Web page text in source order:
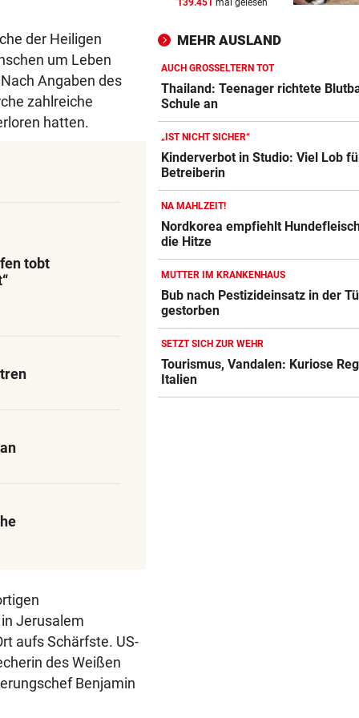
der Heiligen
um Leben
Angaben des
zahlreiche
hatten.
tobt
Jerusalem
aufs Schärfste. US-
des Weißen
Benjamin
MUTTER IM KRANKENHAUS vor
Türkei gestorben
HAND AUFS HERZ vor
Würden Sie einen Politiker
VON OIDA BIS CRINGE
Warum sich Jugendwörter
schneller verändern
139.451 mal gelesen
MEHR AUSLAND
AUCH GROSSELTERN TOT
Thailand: Teenager richtete
Schule an
„IST NICHT SICHER“
Kinderverbot in Studio: Viel Lob
Betreiberin
NA MAHLZEIT!
Nordkorea empfiehlt
die Hitze
MUTTER IM KRANKENHAUS
Bub nach Pestizideinsatz in der
gestorben
SETZT SICH ZUR WEHR
Tourismus, Vandalen: Kuriose
Italien